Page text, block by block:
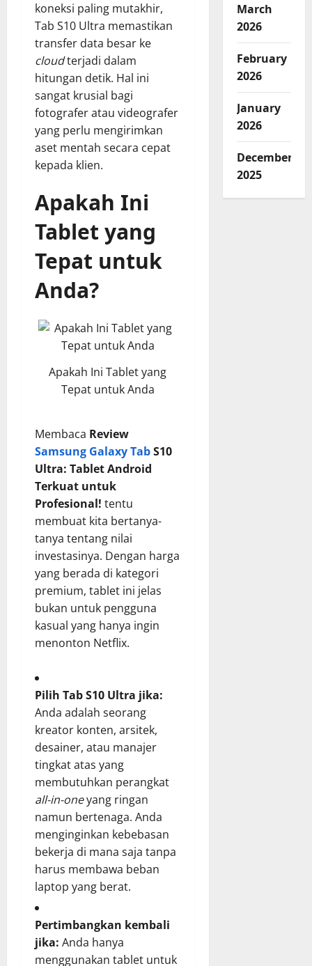
koneksi paling mutakhir,
Tab S10 Ultra memastikan
transfer data besar ke
cloudterjadi dalam
hitungan detik. Hal ini
sangat krusial bagi
fotografer atau videografer
yang perlu mengirimkan
aset mentah secara cepat
kepada klien.
Apakah Ini
Tablet yang
Tepat untuk
Anda?
Apakah Ini Tablet yang
Tepat untuk Anda
Membaca Review
Samsung Galaxy TabS10
Ultra: Tablet Android
Terkuat untuk
Profesional! tentu
membuat kita bertanya-
tanya tentang nilai
investasinya. Dengan harga
yang berada di kategori
premium, tablet ini jelas
bukan untuk pengguna
kasual yang hanya ingin
menonton Netflix.
Pilih Tab S10 Ultra jika:
Anda adalah seorang
kreator konten, arsitek,
desainer, atau manajer
tingkat atas yang
membutuhkan perangkat
all-in-oneyang ringan
namun bertenaga. Anda
menginginkan kebebasan
bekerja di mana saja tanpa
harus membawa beban
laptop yang berat.
Pertimbangkan kembali
jika: Anda hanya
menggunakan tablet untuk
March
2026
February
2026
January
2026
December
2025